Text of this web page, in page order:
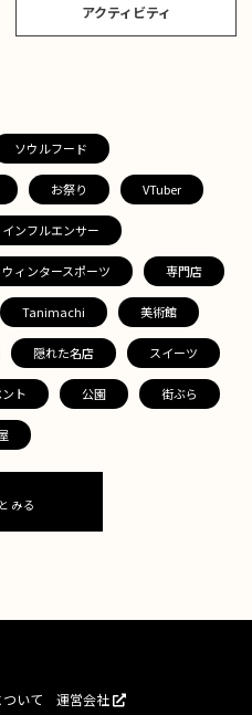
アクティビティ
ソウルフード
お祭り VTuber
インフルエンサー
ウィンタースポーツ 専門店
Tanimachi 美術館
隠れた名店 スイーツ
ト 公園 街ぶら
みる
いて
運営会社